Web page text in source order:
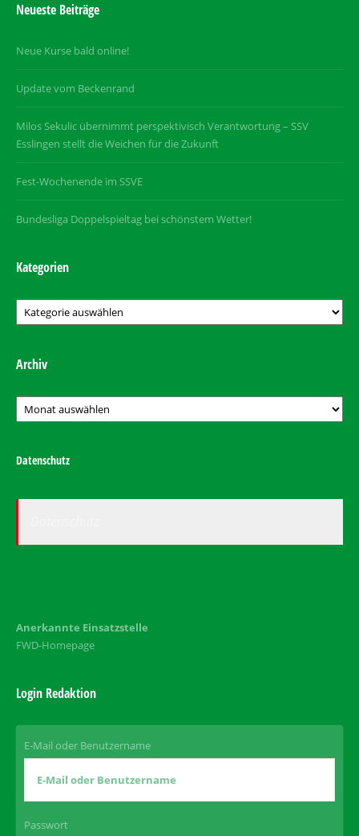
Neueste Beiträge
Neue Kurse bald online!
Update vom Beckenrand
Milos Sekulic übernimmt perspektivisch Verantwortung – SSV
Esslingen stellt die Weichen für die Zukunft
Fest-Wochenende im SSVE
Bundesliga Doppelspieltag bei schönstem Wetter!
Kategorien
Kategorien
Archiv
Archiv
Datenschutz
Anerkannte Einsatzstelle
FWD-Homepage
Login Redaktion
E-Mail oder Benutzername
Passwort